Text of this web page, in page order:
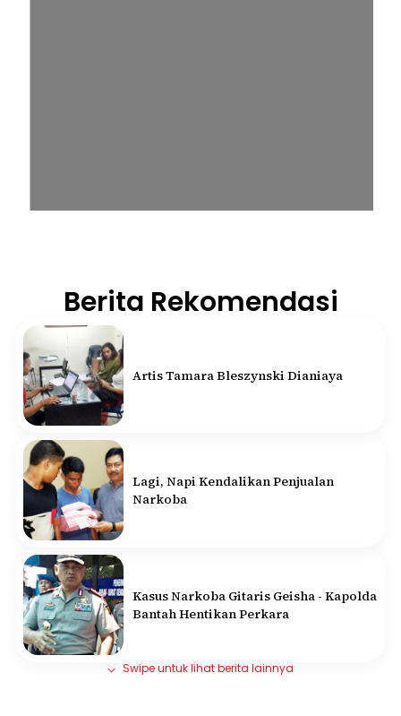
Berita Rekomendasi
Artis Tamara Bleszynski Dianiaya
Lagi, Napi Kendalikan Penjualan
Narkoba
Kasus Narkoba Gitaris Geisha - Kapolda
Bantah Hentikan Perkara
Swipe untuk lihat berita lainnya